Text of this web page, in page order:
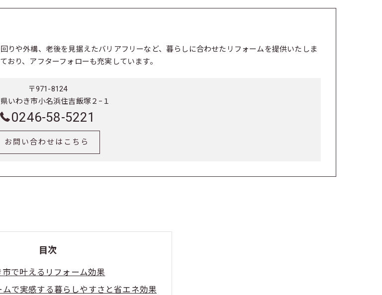
りや外構、老後を見据えたバリアフリーなど、暮らしに合わせたリフォームを提供いたしま
おり、アフターフォローも充実しています。
〒971-8124
いわき市小名浜住吉飯塚２−１
0246-58-5221
お問い合わせはこちら
目次
で叶えるリフォーム効果
ムで実感する暮らしやすさと省エネ効果